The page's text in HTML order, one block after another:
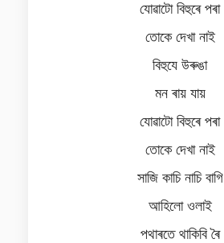
যোৱাটো বিহুৰে পৰা
তোকে দেখা নাই
বিহুযে উৰুঙা
মন ৰায় যায়
যোৱাটো বিহুৰে পৰা
তোকে দেখা নাই
সাজি কাচি নাচি বাগি
আহিলো ওলাই
পথাৰতে থাকিবি ৰৈ